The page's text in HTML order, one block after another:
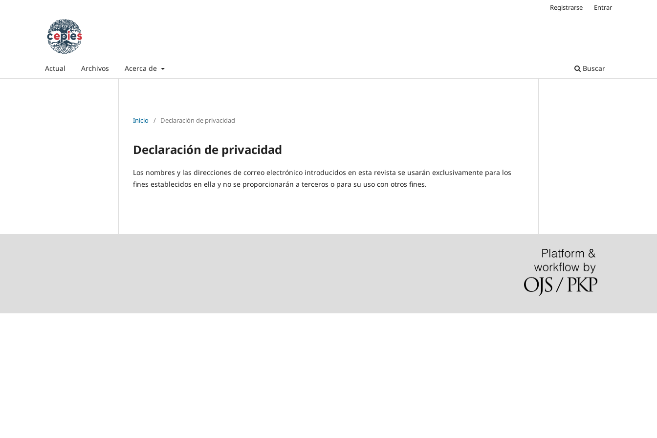
Actual Archivos Acerca de Buscar
Registrarse Entrar
Inicio / Declaración de privacidad
Declaración de privacidad
Los nombres y las direcciones de correo electrónico introducidos en esta revista se usarán exclusivamente para los
fines establecidos en ella y no se proporcionarán a terceros o para su uso con otros fines.